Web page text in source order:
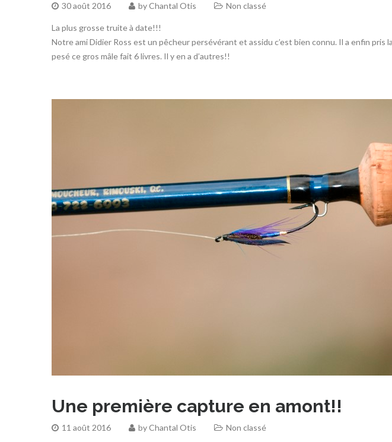
30 août 2016 byChantal Otis Non classé
La plus grosse truite à date!!!
Notre ami Didier Ross est un pêcheur persévérant et assidu c’est bien connu. Il a enfin pris
pesé ce gros mâle fait 6 livres. Il y en a d’autres!!
Une première capture en amont!!
11 août 2016 byChantal Otis Non classé